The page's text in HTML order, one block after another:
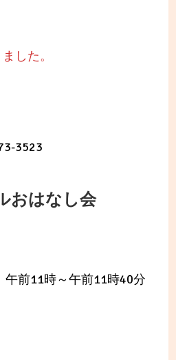
した。
3523
おはなし会
午前11時～午前11時40分